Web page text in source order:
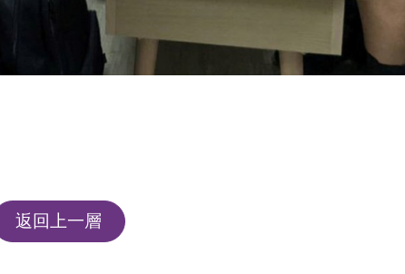
返回上一層